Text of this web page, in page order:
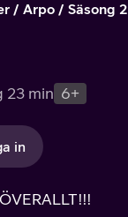
Arpo Säsong 2
23 min 6+
in